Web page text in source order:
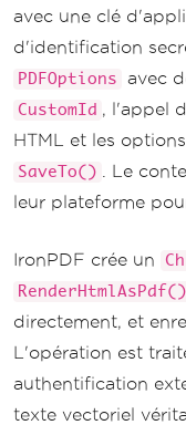
avec une clé
d'identification
PDFOptions avec
CustomId , l'appel
HTML et les
SaveTo()
. Le
leur plateforme
IronPDF crée un
RenderHtmlAsPdf()
directement, et
L'opération est
authentification
texte vectoriel